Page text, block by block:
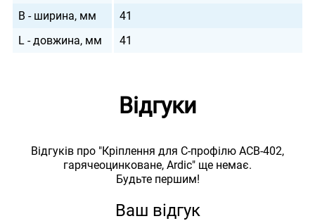
B - ширина, мм
41
L - довжина, мм
41
Відгуки
Відгуків про "Кріплення для С-профілю ACB-402,
гарячеоцинковане, Ardic" ще немає.
Будьте першим!
Ваш відгук